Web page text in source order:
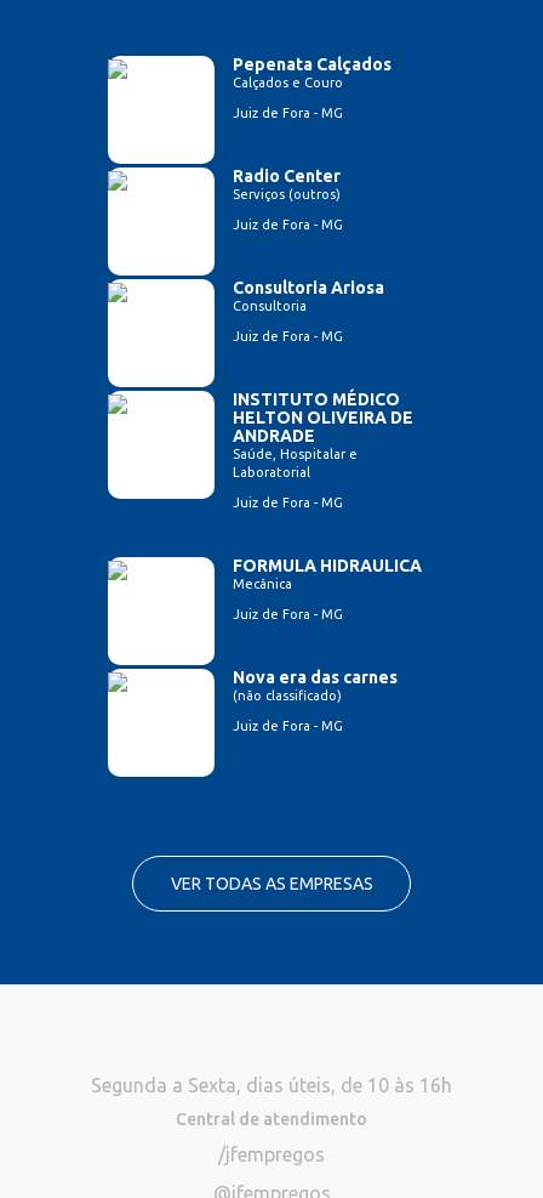
Pepenata Calçados
Calçados e Couro
Juiz de Fora - MG
Radio Center
Serviços (outros)
Juiz de Fora - MG
Consultoria Ariosa
Consultoria
Juiz de Fora - MG
INSTITUTO MÉDICO
HELTON OLIVEIRA DE
ANDRADE
Saúde, Hospitalar e
Laboratorial
Juiz de Fora - MG
FORMULA HIDRAULICA
Mecânica
Juiz de Fora - MG
Nova era das carnes
(não classificado)
Juiz de Fora - MG
VER TODAS AS EMPRESAS
Segunda a Sexta, dias úteis, de 10 às 16h
Central de atendimento
/jfempregos
@jfempregos